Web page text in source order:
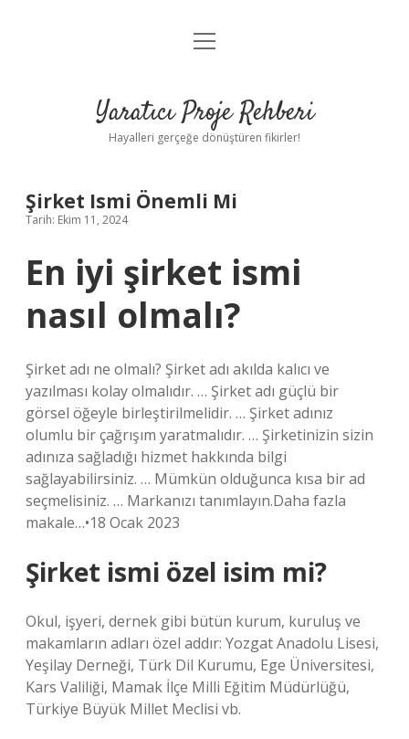
Anasayfa
Yasal Uyarı
menüyü
Yaratıcı Proje Rehberi
Hayalleri gerçeğe dönüştüren fikirler!
Şirket Ismi Önemli Mi
Tarih: Ekim 11, 2024
En iyi şirket ismi
nasıl olmalı?
Şirket adı ne olmalı? Şirket adı akılda kalıcı ve
yazılması kolay olmalıdır. … Şirket adı güçlü bir
görsel öğeyle birleştirilmelidir. … Şirket adınız
olumlu bir çağrışım yaratmalıdır. … Şirketinizin sizin
adınıza sağladığı hizmet hakkında bilgi
sağlayabilirsiniz. … Mümkün olduğunca kısa bir ad
seçmelisiniz. … Markanızı tanımlayın.Daha fazla
makale…•18 Ocak 2023
Şirket ismi özel isim mi?
Okul, işyeri, dernek gibi bütün kurum, kuruluş ve
makamların adları özel addır: Yozgat Anadolu Lisesi,
Yeşilay Derneği, Türk Dil Kurumu, Ege Üniversitesi,
Kars Valiliği, Mamak İlçe Milli Eğitim Müdürlüğü,
Türkiye Büyük Millet Meclisi vb.